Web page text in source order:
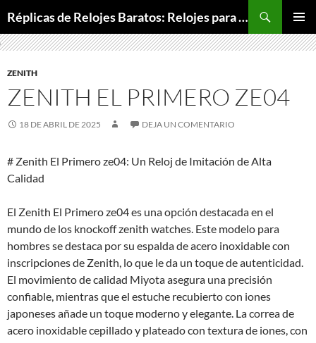
Réplicas de Relojes Baratos: Relojes para Todos los Bolsillos, Relojes de Lujo a Precios Bajos
MENÚ
AL
ZENITH
ZENITH EL PRIMERO ZE04
18 DE ABRIL DE 2025 DEJA UN COMENTARIO
# Zenith El Primero ze04: Un Reloj de Imitación de Alta
Calidad
El Zenith El Primero ze04 es una opción destacada en el
mundo de los knockoff zenith watches. Este modelo para
hombres se destaca por su espalda de acero inoxidable con
inscripciones de Zenith, lo que le da un toque de autenticidad.
El movimiento de calidad Miyota asegura una precisión
confiable, mientras que el estuche recubierto con iones
japoneses añade un toque moderno y elegante. La correa de
acero inoxidable cepillado y plateado con textura de iones, con